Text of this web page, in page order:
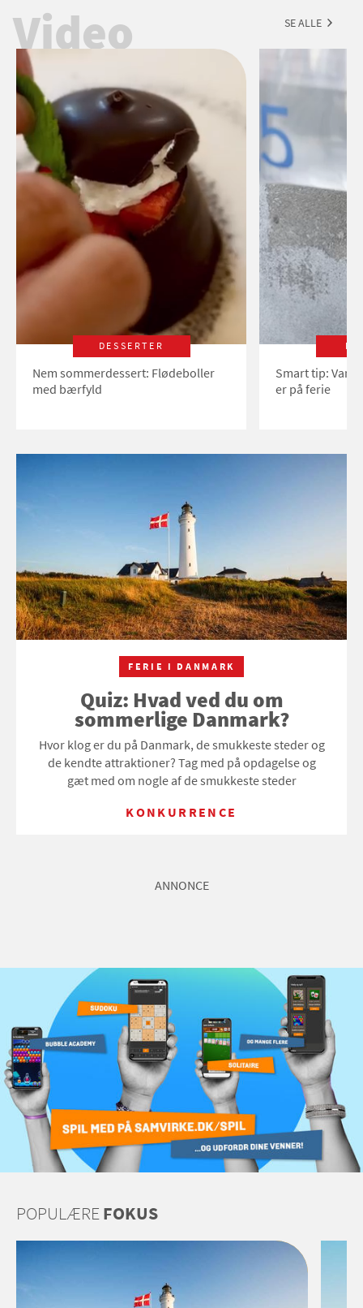
Video SE ALLE
DESSERTER
Nem sommerdessert: Flødeboller
med bærfyld
Smart tip:
er på ferie
FERIE I DANMARK
Quiz: Hvad ved du om
sommerlige Danmark?
Hvor klog er du på Danmark, de smukkeste steder og
de kendte attraktioner? Tag med på opdagelse og
gæt med om nogle af de smukkeste steder
KONKURRENCE
ANNONCE
POPULÆREFOKUS